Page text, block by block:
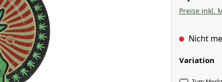
Preise inkl.
Nicht
Variation